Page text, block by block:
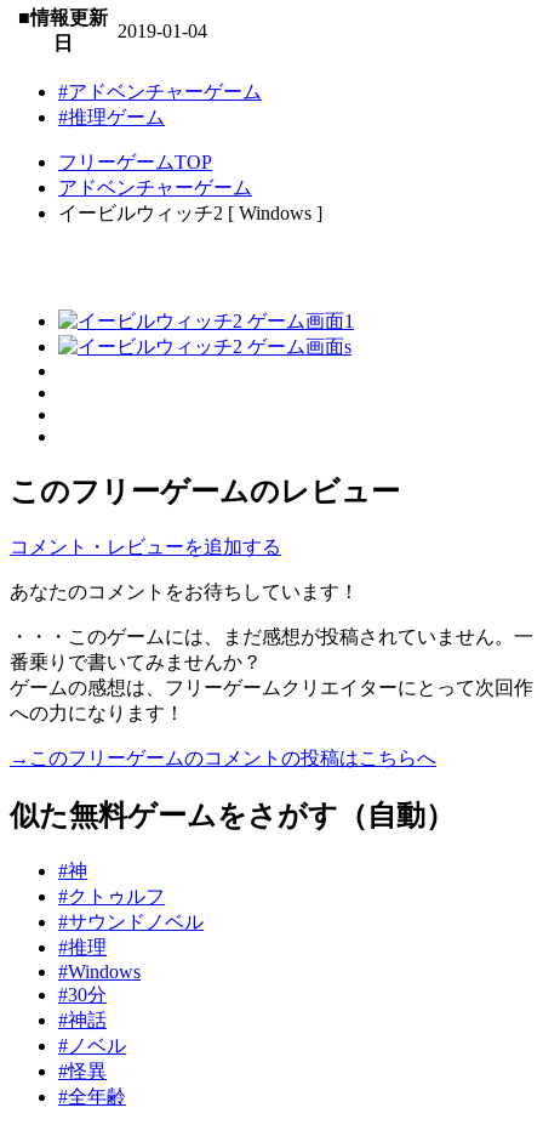
■情報更新
日
2019-01-04
#アドベンチャーゲーム
#推理ゲーム
フリーゲームTOP
アドベンチャーゲーム
イービルウィッチ2 [ Windows ]
このフリーゲームのレビュー
コメント・レビューを追加する
あなたのコメントをお待ちしています！
・・・このゲームには、まだ感想が投稿されていません。一
番乗りで書いてみませんか？
ゲームの感想は、フリーゲームクリエイターにとって次回作
への力になります！
→このフリーゲームのコメントの投稿はこちらへ
似た無料ゲームをさがす（自動）
#神
#クトゥルフ
#サウンドノベル
#推理
#Windows
#30分
#神話
#ノベル
#怪異
#全年齢